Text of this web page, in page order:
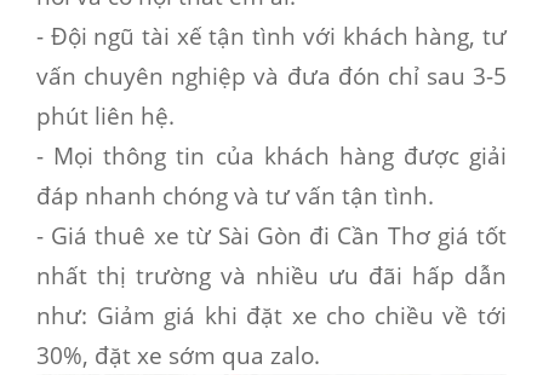
- Đội ngũ tài xế tận tình với khách hàng, tư
vấn chuyên nghiệp và đưa đón chỉ sau 3-5
phút liên hệ.
- Mọi thông tin của khách hàng được giải
đáp nhanh chóng và tư vấn tận tình.
- Giá thuê xe từ Sài Gòn đi Cần Thơgiá tốt
nhất thị trường và nhiều ưu đãi hấp dẫn
như: Giảm giá khi đặt xe cho chiều về tới
30%, đặt xe sớm qua zalo.